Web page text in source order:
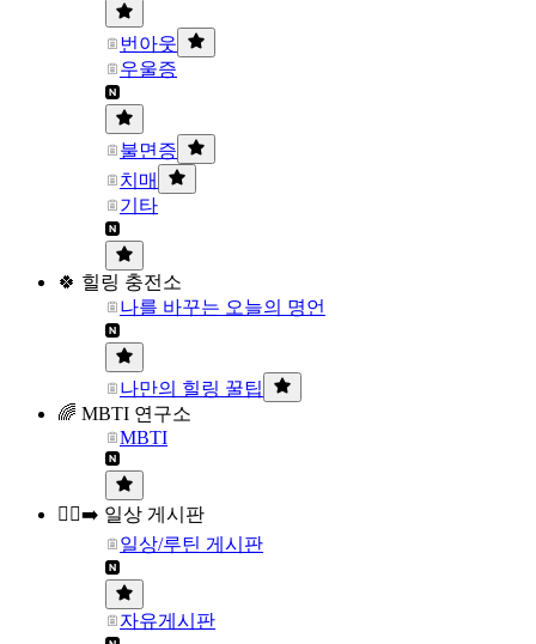
번아웃
우울증
불면증
치매
기타
🍀 힐링 충전소
나를 바꾸는 오늘의 명언
나만의 힐링 꿀팁
🌈 MBTI 연구소
MBTI
🏃‍♀️‍➡️ 일상 게시판
일상/루틴 게시판
자유게시판